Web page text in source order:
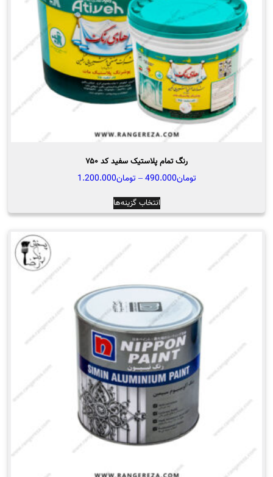
است
در
صفحه
محصول
انتخاب
شوند
رنگ تمام پلاستیک سفید کد ۷۵۰
تومان490.000
– تومان1.200.000
تا
انتخاب گزینه‌هااین
محصول
باشد.
گزینه
ها
ممکن
است
در
صفحه
محصول
انتخاب
شوند